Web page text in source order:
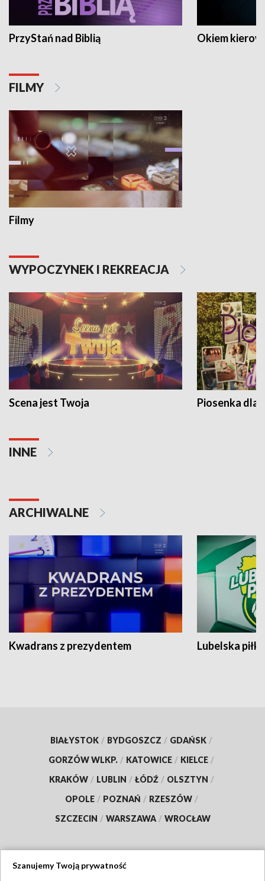
PrzyStań nad Biblią Okiem
FILMY
Filmy
WYPOCZYNEK I REKREACJA
Scena jest Twoja Piosenka dla
INNE
ARCHIWALNE
Kwadrans z prezydentem Lubelska piłka
BIAŁYSTOK / BYDGOSZCZ / GDAŃSK /
GORZÓW WLKP. / KATOWICE / KIELCE /
KRAKÓW / LUBLIN / ŁÓDŹ / OLSZTYN /
OPOLE / POZNAŃ / RZESZÓW /
SZCZECIN / WARSZAWA / WROCŁAW
Szanujemy Twoją prywatność